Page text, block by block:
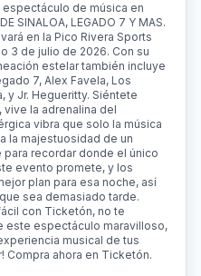
de música en
SINALOA, LEGADO 7 Y MAS.
en la Pico Rivera Sports
3 de julio de 2026. Con su
estelar también incluye
7, Alex Favela, Los
y Jr. Hegueritty. Siéntete
la adrenalina del
vibra que solo la música
la majestuosidad de un
recordar donde el único
evento promete, y los
plan para esa noche, así
sea demasiado tarde.
con Ticketón, no te
este espectáculo maravilloso,
musical de tus
Compra ahora en Ticketón.